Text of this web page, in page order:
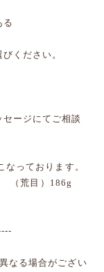
る
ください。
ージにてご相談
っております。
（荒目）186g
なる場合がござい